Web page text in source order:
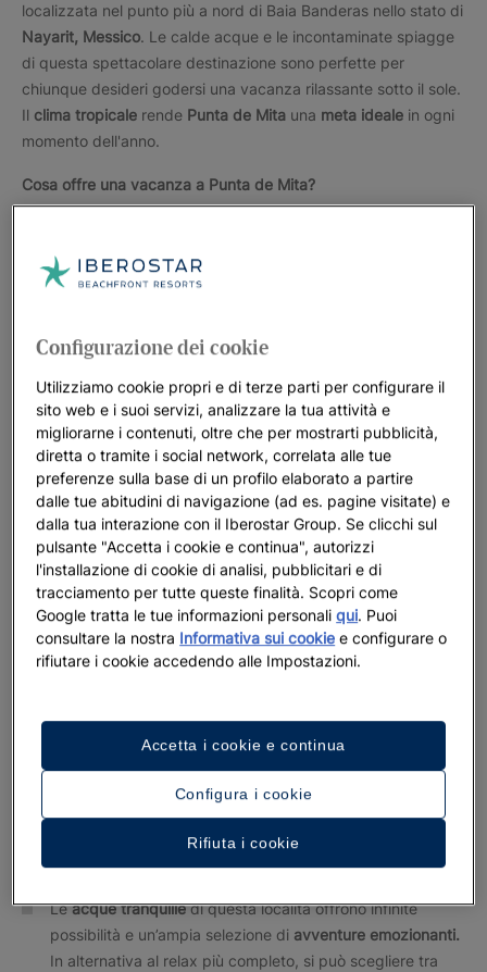
localizzata nel punto più a nord di Baia Banderas nello stato di
Nayarit, Messico. Le calde acque e le incontaminate spiagge
di questa spettacolare destinazione sono perfette per
chiunque desideri godersi una vacanza rilassante sotto il sole.
Il clima tropicale rende Punta de Mita una meta ideale in ogni
momento dell'anno.
Cosa offre una vacanza a Punta de Mita?
vegetazione, affascinanti animali selvatici, soffici spiagge
dorate e tantissima pace e tranquillità.
di frutti di marecon squisito pesce appena pescato e
pesce.
Le Isole Marieta, originate da migliaia di anni di attività
vulcanica, sono unsantuario ecologico in Messico
raggiungibile in solo 15 minuti di barca. Qui è possibile
esplorare l'area nazionale protetta degli uccelli e scoprire
Playa de Amor, un paradiso appartato noto come la
Spiaggia nascosta,dove i visitatori nuotando attraverso
un breve tunnel possono accedere ad una segreta oasi
santuario.
Antiche incisioni rupestri, dette anchepetroglifi
, realizzate
subtropicale presente tutto l’anno e il rigoglioso e
incantevole scenario naturalistico diPunta de Mita,
rendono questo paradiso esotico una destinazione
perfetta per ospiti di tutte le età che desiderano
immergersi in calde acque ed essere accarezzati da
leggere brezze marine.
Leacque tranquilledi questa località offrono infinite
possibilità e un’ampia selezione di avventure emozionanti.
In alternativa al relax più completo, si può scegliere tra
Configurazione dei cookie
Utilizziamo cookie propri e di terze parti per configurare il
sito web e i suoi servizi, analizzare la tua attività e
migliorarne i contenuti, oltre che per mostrarti pubblicità,
diretta o tramite i social network, correlata alle tue
preferenze sulla base di un profilo elaborato a partire
dalle tue abitudini di navigazione (ad es. pagine visitate) e
dalla tua interazione con il Iberostar Group. Se clicchi sul
pulsante "Accetta i cookie e continua", autorizzi
l'installazione di cookie di analisi, pubblicitari e di
tracciamento per tutte queste finalità. Scopri come
Google tratta le tue informazioni personaliqui. Puoi
consultare la nostra Informativa sui cookie e configurare o
rifiutare i cookie accedendo alle Impostazioni.
Configura i cookie
Rifiuta i cookie
Accetta i cookie e continua